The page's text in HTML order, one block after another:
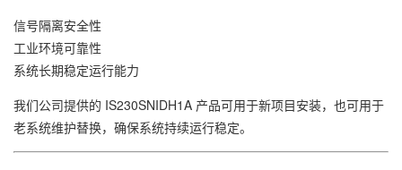
信号隔离安全性
工业环境可靠性
系统长期稳定运行能力
我们公司提供的 IS230SNIDH1A 产品可用于新项目安装，也可用于
老系统维护替换，确保系统持续运行稳定。